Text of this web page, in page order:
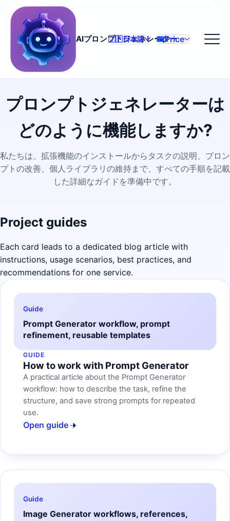
AIプロンプトジェネレーター
🇯🇵日本語 Price
プロンプトジェネレーターは
どのように機能しますか?
私たちは、拡張機能のインストールからタスクの説明、プロン
プトの改善、個人ライブラリの維持まで、すべての手順を記載
した詳細なガイドを準備中です。
Project guides
Each card leads to a dedicated blog article with
instructions, usage scenarios, best practices, and
recommendations for one service.
Guide
Prompt Generator workflow, prompt
refinement, reusable templates
GUIDE
How to work with Prompt Generator
A practical article about the Prompt Generator
workflow: how to describe the task, refine the
structure, and save strong prompts for repeated
use.
Open guide
Guide
Image Generator workflows, references,